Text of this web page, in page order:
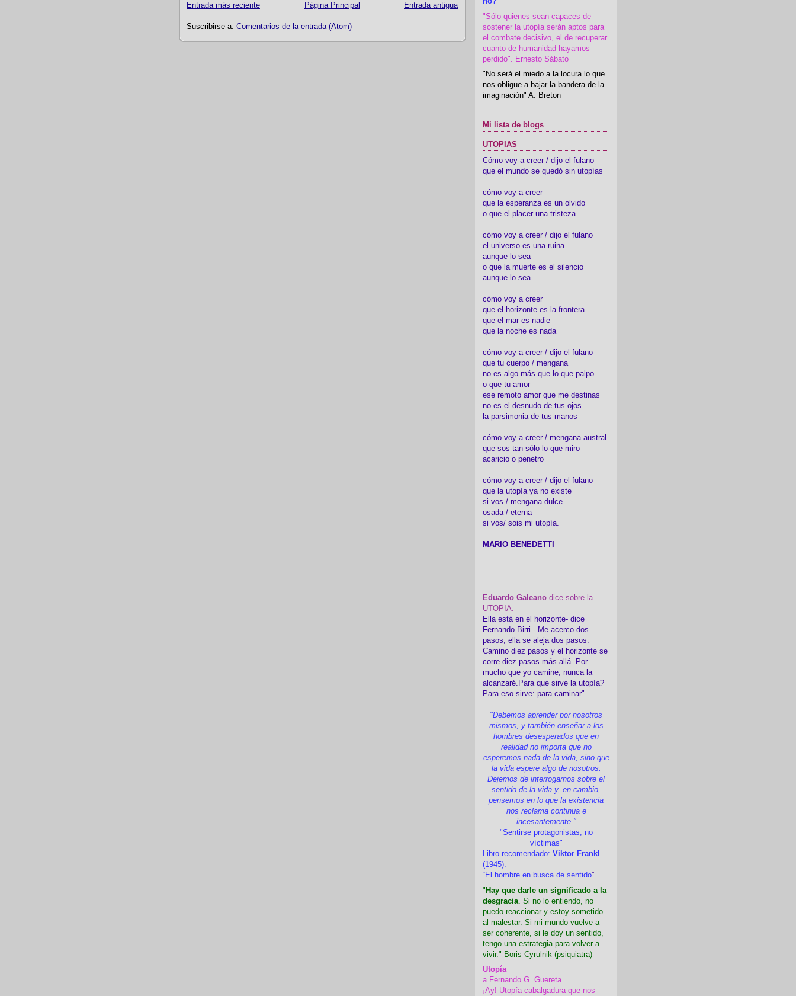
Entrada más reciente Entrada antigua
Página Principal
Suscribirse a: Comentarios de la entrada (Atom)
"Sólo quienes sean capaces de
sostener la utopía serán aptos para
el combate decisivo, el de recuperar
cuanto de humanidad hayamos
perdido". Ernesto Sábato
"No será el miedo a la locura lo que
nos obligue a bajar la bandera de la
imaginación" A. Breton
Mi lista de blogs
UTOPIAS
Cómo voy a creer / dijo el fulano
que el mundo se quedó sin utopías
cómo voy a creer
que la esperanza es un olvido
o que el placer una tristeza
cómo voy a creer / dijo el fulano
el universo es una ruina
aunque lo sea
o que la muerte es el silencio
aunque lo sea
cómo voy a creer
que el horizonte es la frontera
que el mar es nadie
que la noche es nada
cómo voy a creer / dijo el fulano
que tu cuerpo / mengana
no es algo más que lo que palpo
o que tu amor
ese remoto amor que me destinas
no es el desnudo de tus ojos
la parsimonia de tus manos
cómo voy a creer / mengana austral
que sos tan sólo lo que miro
acaricio o penetro
cómo voy a creer / dijo el fulano
que la utopía ya no existe
si vos / mengana dulce
osada / eterna
si vos/ sois mi utopía.
MARIO BENEDETTI
Eduardo Galeano dice sobre la
UTOPIA:
Ella está en el horizonte- dice
Fernando Birri.- Me acerco dos
pasos, ella se aleja dos pasos.
Camino diez pasos y el horizonte se
corre diez pasos más allá. Por
mucho que yo camine, nunca la
alcanzaré.Para que sirve la utopía?
Para eso sirve: para caminar".
"Debemos aprender por nosotros
mismos, y también enseñar a los
hombres desesperados que en
realidad no importa que no
esperemos nada de la vida, sino que
la vida espere algo de nosotros.
Dejemos de interrogarnos sobre el
sentido de la vida y, en cambio,
pensemos en lo que la existencia
nos reclama continua e
incesantemente."
"Sentirse protagonistas, no
víctimas"
Libro recomendado: Viktor Frankl
(1945):
“El hombre en busca de sentido”
" Hay que darle un significado a la
desgracia. Si no lo entiendo, no
puedo reaccionar y estoy sometido
al malestar. Si mi mundo vuelve a
ser coherente, si le doy un sentido,
tengo una estrategia para volver a
vivir." Boris Cyrulnik (psiquiatra)
Utopía
a Fernando G. Guereta
¡Ay! Utopía cabalgadura que nos